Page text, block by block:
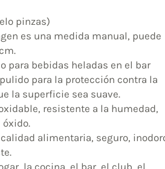
pinzas)
es una medida manual, puede
para bebidas heladas en el bar
para la protección contra la
la superficie sea suave.
resistente a la humedad,
óxido.
alimentaria, seguro,
la cocina, el bar, el club, el